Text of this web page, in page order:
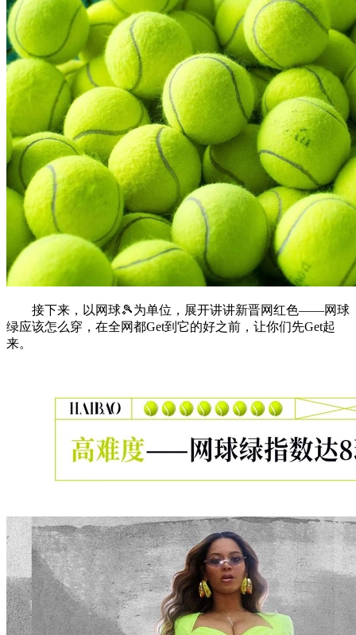
接下来，以网球🎾为单位，展开讲讲新晋网红色——网球
绿应该怎么穿，在全网都Get到它的好之前，让你们先Get起
来。